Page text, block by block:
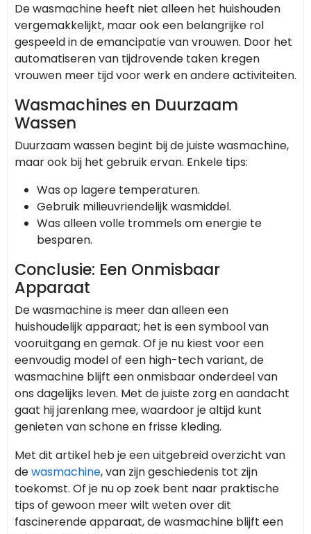
De wasmachine heeft niet alleen het huishouden
vergemakkelijkt, maar ook een belangrijke rol
gespeeld in de emancipatie van vrouwen. Door het
automatiseren van tijdrovende taken kregen
vrouwen meer tijd voor werk en andere activiteiten.
Wasmachines en Duurzaam
Wassen
Duurzaam wassen begint bij de juiste wasmachine,
maar ook bij het gebruik ervan. Enkele tips:
Was op lagere temperaturen.
Gebruik milieuvriendelijk wasmiddel.
Was alleen volle trommels om energie te
besparen.
Conclusie: Een Onmisbaar
Apparaat
De wasmachine is meer dan alleen een
huishoudelijk apparaat; het is een symbool van
vooruitgang en gemak. Of je nu kiest voor een
eenvoudig model of een high-tech variant, de
wasmachine blijft een onmisbaar onderdeel van
ons dagelijks leven. Met de juiste zorg en aandacht
gaat hij jarenlang mee, waardoor je altijd kunt
genieten van schone en frisse kleding.
Met dit artikel heb je een uitgebreid overzicht van
dewasmachine, van zijn geschiedenis tot zijn
toekomst. Of je nu op zoek bent naar praktische
tips of gewoon meer wilt weten over dit
fascinerende apparaat, de wasmachine blijft een